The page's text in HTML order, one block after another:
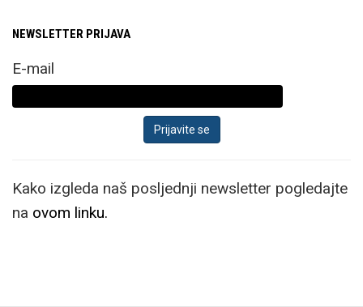
NEWSLETTER PRIJAVA
E-mail
Kako izgleda naš posljednji newsletter pogledajte
na ovom linku.